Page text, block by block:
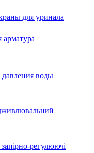
для уринала
арматура
давления воды
регулюючі